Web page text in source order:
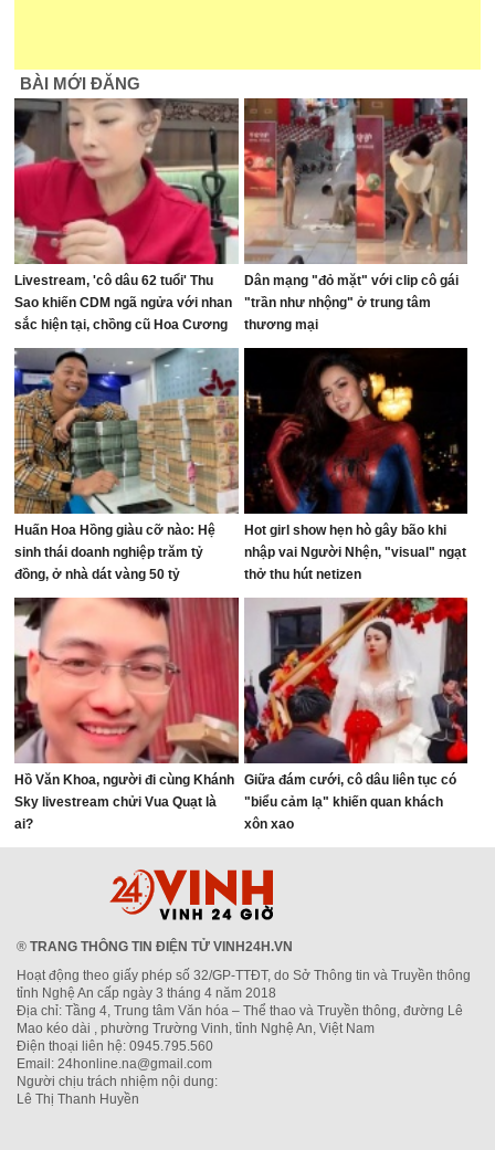
BÀI MỚI ĐĂNG
Livestream, 'cô dâu 62 tuổi' Thu
Sao khiến CDM ngã ngửa với nhan
sắc hiện tại, chồng cũ Hoa Cương
bị réo tên
Dân mạng "đỏ mặt" với clip cô gái
"trần như nhộng" ở trung tâm
thương mại
Huấn Hoa Hồng giàu cỡ nào: Hệ
sinh thái doanh nghiệp trăm tỷ
đồng, ở nhà dát vàng 50 tỷ
Hot girl show hẹn hò gây bão khi
nhập vai Người Nhện, "visual" ngạt
thở thu hút netizen
Hồ Văn Khoa, người đi cùng Khánh
Sky livestream chửi Vua Quạt là
ai?
Giữa đám cưới, cô dâu liên tục có
"biểu cảm lạ" khiến quan khách
xôn xao
® TRANG THÔNG TIN ĐIỆN TỬ VINH24H.VN
Hoạt động theo giấy phép số 32/GP-TTĐT, do Sở Thông tin và Truyền thông
tỉnh Nghệ An cấp ngày 3 tháng 4 năm 2018
Địa chỉ: Tầng 4, Trung tâm Văn hóa – Thể thao và Truyền thông, đường Lê
Mao kéo dài , phường Trường Vinh, tỉnh Nghệ An, Việt Nam
Điện thoại liên hệ: 0945.795.560
Email: 24honline.na@gmail.com
Người chịu trách nhiệm nội dung:
Lê Thị Thanh Huyền